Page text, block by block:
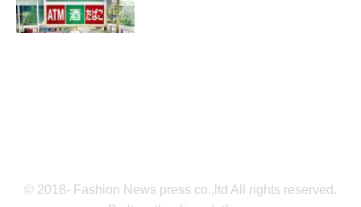
© 2018- Fashion News press co.,ltd All rights reserved.